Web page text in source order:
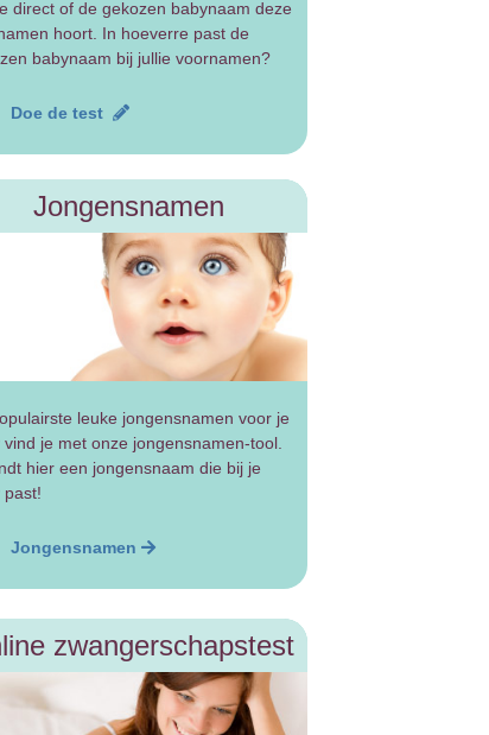
direct of de gekozen babynaam deze
hoort. In hoeverre past de
babynaam bij jullie voornamen?
Doe de test
Jongensnamen
leuke jongensnamen voor je
vind je met onze jongensnamen-tool.
hier een jongensnaam die bij je
past!
Jongensnamen
zwangerschapstest